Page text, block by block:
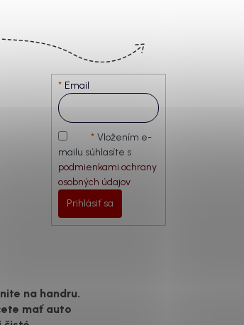
Email
Vložením e-
mailu súhlasíte s
podmienkami ochrany
osobných údajov
Prihlásiť sa
na handru.
mať auto